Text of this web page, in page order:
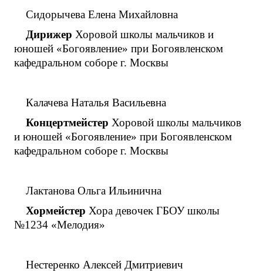
Сидорычева Елена Михайловна
Дирижер Хоровой школы мальчиков и
юношей «Богоявление» при Богоявленском
кафедральном соборе г. Москвы
Калачева Наталья Васильевна
Концертмейстер Хоровой школы мальчиков
и юношей «Богоявление» при Богоявленском
кафедральном соборе г. Москвы
Лактанова Ольга Ильинична
Хормейстер Хора девочек ГБОУ школы
№1234 «Мелодия»
Нестеренко Алексей Дмитриевич